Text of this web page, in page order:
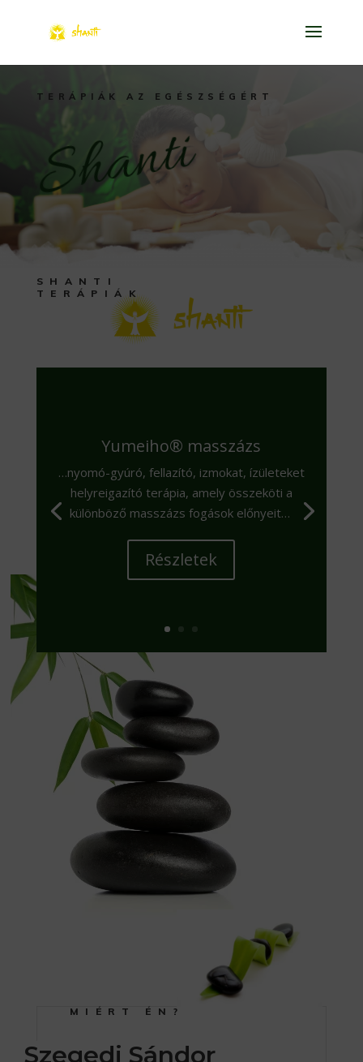
TERÁPIÁK AZ EGÉSZSÉGÉRT
Shanti
SHANTI
TERÁPIÁK
Yumeiho® masszázs
…nyomó-gyúró, fellazító, izmokat, ízületeket
helyreigazító terápia, amely összeköti a
különböző masszázs fogások előnyeit…
Részletek
MIÉRT ÉN?
Szegedi Sándor